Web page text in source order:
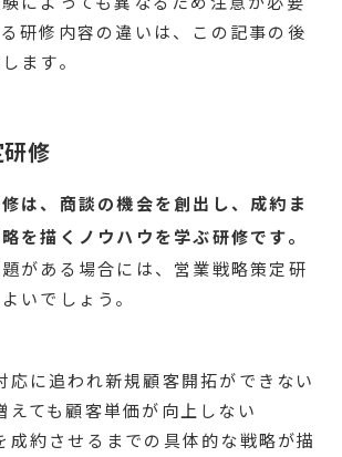
研修内容の違いは、この記事の後
ます。
修
は、商談の機会を創出し、成約ま
を描くノウハウを学ぶ研修です。
がある場合には、営業戦略策定研
いでしょう。
応に追われ新規顧客開拓ができない
えても顧客単価が向上しない
成約させるまでの具体的な戦略が描